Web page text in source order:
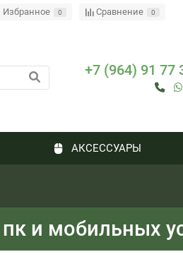
Избранное 0 Сравнение 0
+7 (964) 91 77
АКСЕССУАРЫ
и мобильных